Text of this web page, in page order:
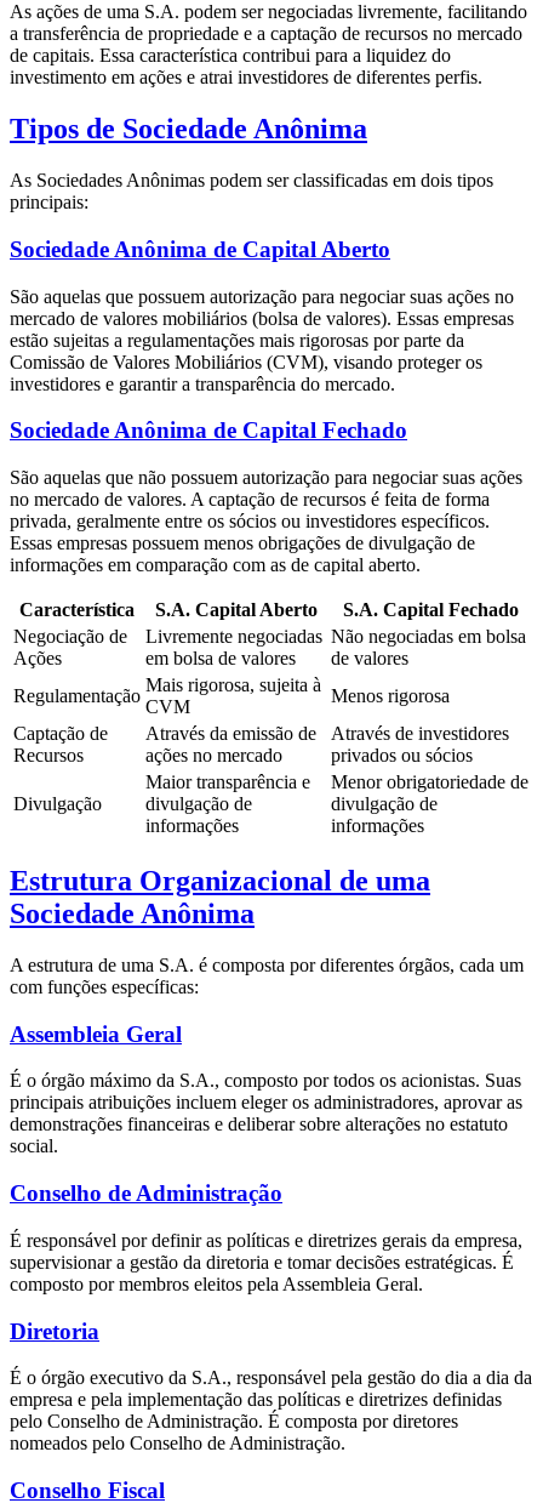
As ações de uma S.A. podem ser negociadas livremente, facilitando
a transferência de propriedade e a captação de recursos no mercado
de capitais. Essa característica contribui para a liquidez do
investimento em ações e atrai investidores de diferentes perfis.
Tipos de Sociedade Anônima
As Sociedades Anônimas podem ser classificadas em dois tipos
principais:
Sociedade Anônima de Capital Aberto
São aquelas que possuem autorização para negociar suas ações no
mercado de valores mobiliários (bolsa de valores). Essas empresas
estão sujeitas a regulamentações mais rigorosas por parte da
Comissão de Valores Mobiliários (CVM), visando proteger os
investidores e garantir a transparência do mercado.
Sociedade Anônima de Capital Fechado
São aquelas que não possuem autorização para negociar suas ações
no mercado de valores. A captação de recursos é feita de forma
privada, geralmente entre os sócios ou investidores específicos.
Essas empresas possuem menos obrigações de divulgação de
informações em comparação com as de capital aberto.
Característica S.A. Capital Aberto
S.A. Capital Fechado
Negociação de
Ações
Livremente negociadas
em bolsa de valores
Não negociadas em bolsa
de valores
Regulamentação
Mais rigorosa, sujeita à
CVM
Menos rigorosa
Captação de
Recursos
Através da emissão de
ações no mercado
Através de investidores
privados ou sócios
Divulgação
Maior transparência e
divulgação de
informações
Menor obrigatoriedade de
divulgação de
informações
Estrutura Organizacional de uma
Sociedade Anônima
A estrutura de uma S.A. é composta por diferentes órgãos, cada um
com funções específicas:
Assembleia Geral
É o órgão máximo da S.A., composto por todos os acionistas. Suas
principais atribuições incluem eleger os administradores, aprovar as
demonstrações financeiras e deliberar sobre alterações no estatuto
social.
Conselho de Administração
É responsável por definir as políticas e diretrizes gerais da empresa,
supervisionar a gestão da diretoria e tomar decisões estratégicas. É
composto por membros eleitos pela Assembleia Geral.
Diretoria
É o órgão executivo da S.A., responsável pela gestão do dia a dia da
empresa e pela implementação das políticas e diretrizes definidas
pelo Conselho de Administração. É composta por diretores
nomeados pelo Conselho de Administração.
Conselho Fiscal